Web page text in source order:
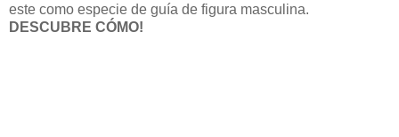
este como especie de guía de figura masculina.
DESCUBRE CÓMO!